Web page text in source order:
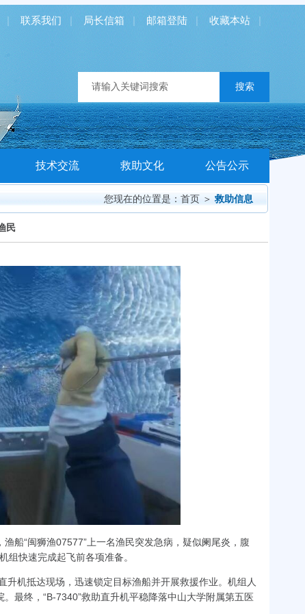
| 联系我们 | 局长信箱 | 邮箱登陆 | 收藏本站 |
技术交流 救助文化 公告公示
您现在的位置是： 首页 ＞救助信息
民
渔船“闽狮渔07577” 上一名渔民突发急病，疑似阑尾炎，腹
组快速完成起飞前各项准备。
升机抵达现场，迅速锁定目标渔船并开展救援作业。机组人
。最终，“B-7340”救助直升机平稳降落中山大学附属第五医